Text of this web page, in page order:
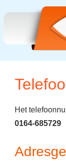
Het
0164-685729